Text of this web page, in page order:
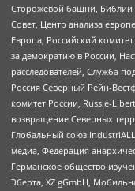
Сторожевой башни, Библии
Совет, Центр анализа
Европа, Российский
за демократию в России,
расследователей, Служба
Россия Северный Рейн-
комитет России, Russie-
возвращение Северных
Глобальный союз
медиа, Федерация
Германское общество
Эберта, XZ gGmbH,